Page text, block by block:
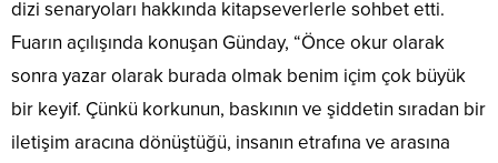
dizi senaryoları hakkında kitapseverlerle sohbet etti.
Fuarın açılışında konuşan Günday, “Önce okur olarak
sonra yazar olarak burada olmak benim içim çok büyük
bir keyif. Çünkü korkunun, baskının ve şiddetin sıradan bir
iletişim aracına dönüştüğü, insanın etrafına ve arasına